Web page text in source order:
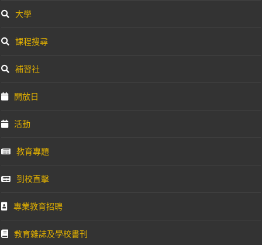
大學
課程搜尋
補習社
開放日
活動
教育專題
到校直擊
專業教育招聘
教育雜誌及學校書刊